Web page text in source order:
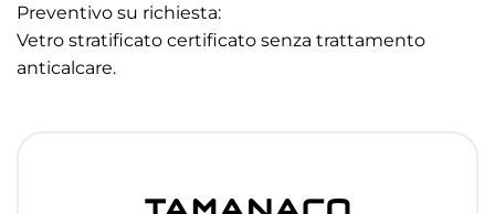
Preventivo su richiesta:
Vetro stratificato certificato senza trattamento
anticalcare.